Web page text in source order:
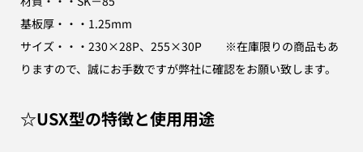
基板厚・・・1.25mm
サイズ・・・230×28P、255×30P ※在庫限りの商品もあ
りますので、誠にお手数ですが弊社に確認をお願い致します。
☆USX型の特徴と使用用途